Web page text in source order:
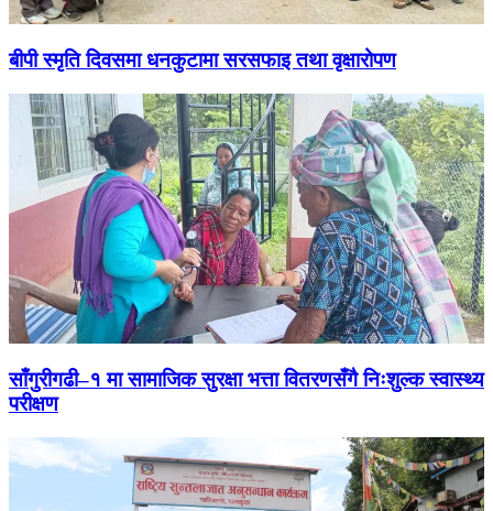
बीपी स्मृति दिवसमा धनकुटामा सरसफाइ तथा वृक्षारोपण
साँगुरीगढी–१ मा सामाजिक सुरक्षा भत्ता वितरणसँगै निःशुल्क स्वास्थ्य
परीक्षण